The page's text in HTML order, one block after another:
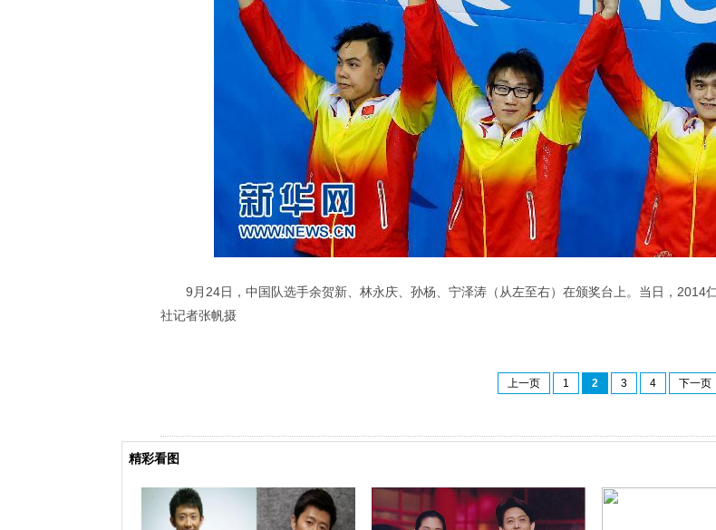
9月24日，中国队选手余贺新、林永庆、孙杨、宁泽涛（从左至右）在颁奖台上。当日，
社记者张帆摄
上一页 1 2 3 4 下一页
精彩看图